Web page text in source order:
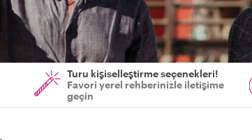
Turu kişiselleştirme seçenekleri!
Favori yerel rehberinizle iletişime
geçin